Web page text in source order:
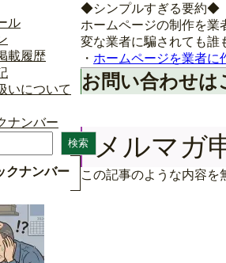
◆シンプルすぎる要約◆
ホームページの制作を業
変な業者に騙されても誰
・ ホームページを業者に
お問い合わせ
メルマガ
この記事のような内容を
ル
載履歴
いについて
ナンバー
検索
クナンバー